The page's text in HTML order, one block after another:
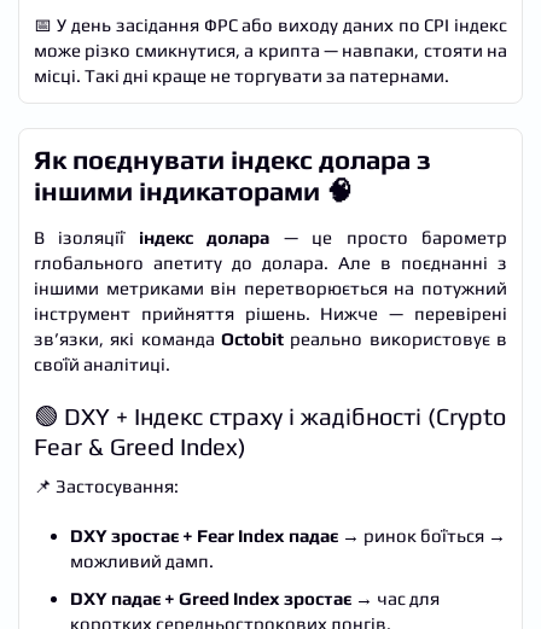
📅 У день засідання ФРС або виходу даних по CPI індекс
може різко смикнутися, а крипта — навпаки, стояти на
місці. Такі дні краще не торгувати за патернами.
Як поєднувати індекс долара з
іншими індикаторами 🧠
В ізоляції індекс долара — це просто барометр
глобального апетиту до долара. Але в поєднанні з
іншими метриками він перетворюється на потужний
інструмент прийняття рішень. Нижче — перевірені
зв’язки, які команда Octobit реально використовує в
своїй аналітиці.
🟢 DXY + Індекс страху і жадібності (Crypto
Fear & Greed Index)
📌 Застосування:
DXY зростає + Fear Index падає → ринок боїться →
можливий дамп.
DXY падає + Greed Index зростає → час для
коротких середньострокових лонгів.